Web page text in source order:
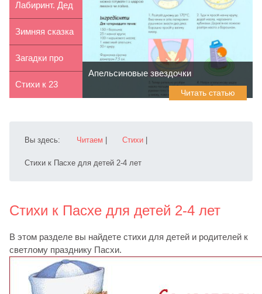
Олени С...
осень для
детей 9-1...
Лабиринт. Дед
мороз и вьюга
Зимняя сказка
«Морозко»
Загадки про
Дракона для
Стихи к 23
детей 9-...
Апельсиновые звездочки
Читать статью
Вы здесь: Читаем Стихи
Стихи к Пасхе для детей 2-4 лет
Стихи к Пасхе для детей 2-4 лет
В этом разделе вы найдете стихи для детей и родителей к
светлому празднику Пасхи.